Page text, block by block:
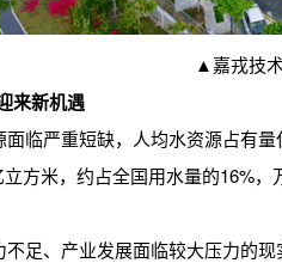
▲嘉戎技
来新机遇
临严重短缺，人均水资源占有
方米，约占全国用水量的16%
足、产业发展面临较大压力的